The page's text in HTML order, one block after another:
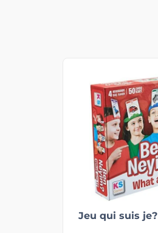
Jeu qui suis je?